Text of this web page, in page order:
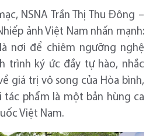
NSNA Trần Thị Thu Đông –
ảnh Việt Nam nhấn mạnh:
nơi để chiêm ngưỡng nghệ
trình ký ức đầy tự hào, nhắc
giá trị vô song của Hòa bình,
tác phẩm là một bản hùng ca
Việt Nam.